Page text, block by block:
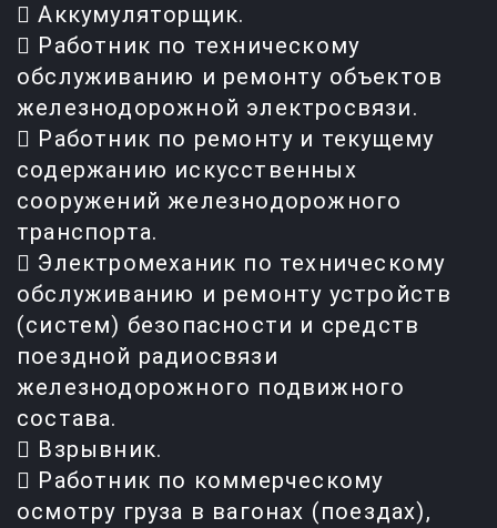
 Аккумуляторщик.
 Работник по техническому
обслуживанию и ремонту объектов
железнодорожной электросвязи.
 Работник по ремонту и текущему
содержанию искусственных
сооружений железнодорожного
транспорта.
 Электромеханик по техническому
обслуживанию и ремонту устройств
(систем) безопасности и средств
поездной радиосвязи
железнодорожного подвижного
состава.
 Взрывник.
 Работник по коммерческому
осмотру груза в вагонах (поездах),